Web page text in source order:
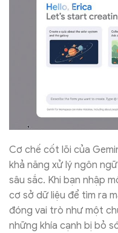
Cơ chế cốt lõi của
khả năng xử lý ngôn
sâu sắc. Khi bạn nhập
cơ sở dữ liệu để tìm ra
đóng vai trò như một
những khía cạnh bị bỏ